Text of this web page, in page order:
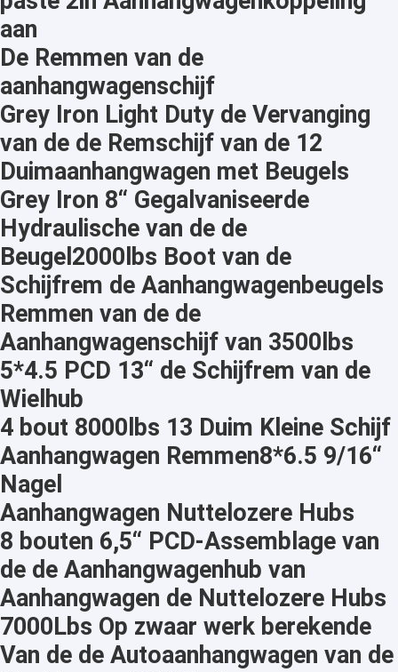
aan
De Remmen van de
aanhangwagenschijf
Grey Iron Light Duty de Vervanging
van de de Remschijf van de 12
Duimaanhangwagen met Beugels
Grey Iron 8“ Gegalvaniseerde
Hydraulische van de de
Beugel2000lbs Boot van de
Schijfrem de Aanhangwagenbeugels
Remmen van de de
Aanhangwagenschijf van 3500lbs
5*4.5 PCD 13“ de Schijfrem van de
Wielhub
4 bout 8000lbs 13 Duim Kleine Schijf
Aanhangwagen Remmen8*6.5 9/16“
Nagel
Aanhangwagen Nuttelozere Hubs
8 bouten 6,5“ PCD-Assemblage van
de de Aanhangwagenhub van
Aanhangwagen de Nuttelozere Hubs
7000Lbs Op zwaar werk berekende
Van de de Autoaanhangwagen van de